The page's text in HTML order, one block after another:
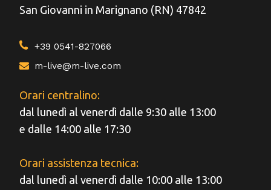
San Giovanni in Marignano (RN) 47842
+39 0541-827066
m-live@m-live.com
Orari centralino:
dal lunedì al venerdì dalle 9:30 alle 13:00
e dalle 14:00 alle 17:30
Orari assistenza tecnica:
dal lunedì al venerdì dalle 10:00 alle 13:00